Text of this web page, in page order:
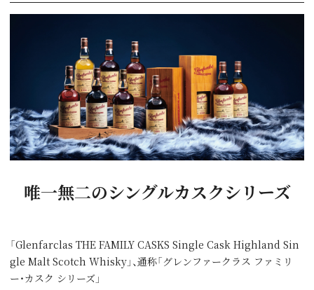
唯一無二のシングルカスクシリーズ
「Glenfarclas THE FAMILY CASKS Single Cask Highland Sin
gle Malt Scotch Whisky」、通称「グレンファークラス ファミリ
ー・カスク シリーズ」